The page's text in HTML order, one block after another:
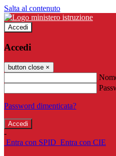
Salta al contenuto
Accedi
Accedi
button close ×
Password dimenticata?
-
Entra con SPID Entra con CIE